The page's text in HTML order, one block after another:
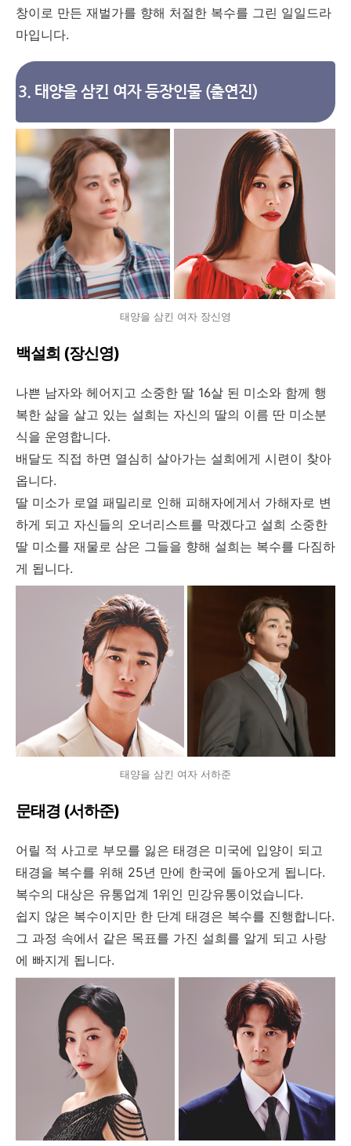
창이로 만든 재벌가를 향해 처절한 복수를 그린 일일드라
마입니다.
3. 태양을 삼킨 여자 등장인물 (출연진)
태양을 삼킨 여자 장신영
백설희 (장신영)
나쁜 남자와 헤어지고 소중한 딸 16살 된 미소와 함께 행
복한 삶을 살고 있는 설희는 자신의 딸의 이름 딴 미소분
식을 운영합니다.
배달도 직접 하면 열심히 살아가는 설희에게 시련이 찾아
옵니다.
딸 미소가 로열 패밀리로 인해 피해자에게서 가해자로 변
하게 되고 자신들의 오너리스트를 막겠다고 설희 소중한
딸 미소를 재물로 삼은 그들을 향해 설희는 복수를 다짐하
게 됩니다.
태양을 삼킨 여자 서하준
문태경 (서하준)
어릴 적 사고로 부모를 잃은 태경은 미국에 입양이 되고
태경을 복수를 위해 25년 만에 한국에 돌아오게 됩니다.
복수의 대상은 유통업계 1위인 민강유통이었습니다.
쉽지 않은 복수이지만 한 단계 태경은 복수를 진행합니다.
그 과정 속에서 같은 목표를 가진 설희를 알게 되고 사랑
에 빠지게 됩니다.